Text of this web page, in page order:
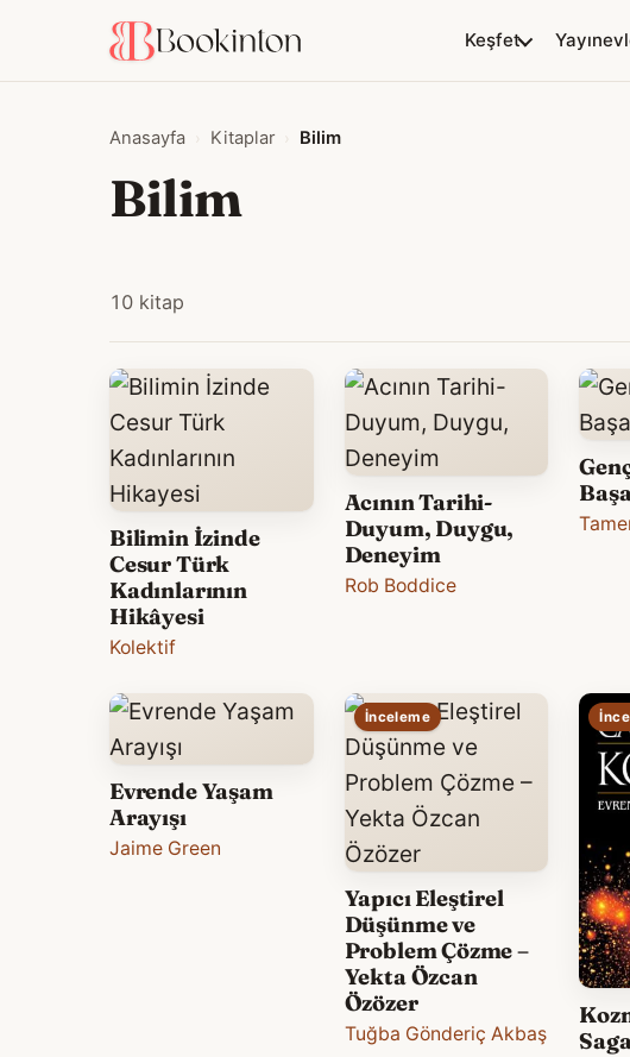
Keşfet
Anasayfa Kitaplar Bilim
Bilim
10 kitap
Bilimin İzinde
Cesur Türk
Kadınlarının
Hikâyesi
Kolektif
Acının Tarihi-
Duyum, Duygu,
Deneyim
Rob Boddice
Evrende Yaşam
Arayışı
Jaime Green
İnceleme
Yapıcı Eleştirel
Düşünme ve
Problem Çözme –
Yekta Özcan
Özözer
Tuğba Gönderiç Akbaş